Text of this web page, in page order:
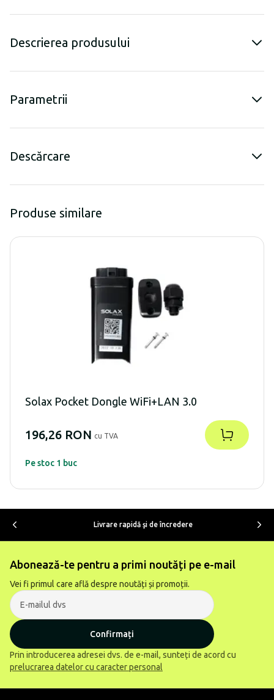
Descrierea produsului
Parametrii
Descărcare
Produse similare
Solax Pocket Dongle WiFi+LAN 3.0
196,26 RON cu TVA
Pe stoc 1 buc
Livrare rapidă şi de încredere
Abonează-te pentru a primi noutăți pe e-mail
Vei fi primul care află despre noutăți și promoții.
Confirmați
Prin introducerea adresei dvs. de e-mail, sunteți de acord cu
prelucrarea datelor cu caracter personal